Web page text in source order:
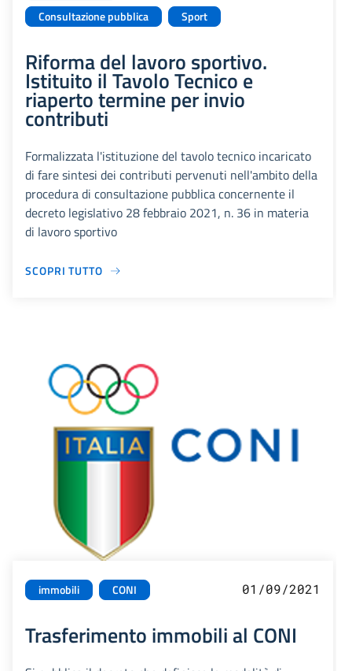
Consultazione pubblica
Sport
Riforma del lavoro sportivo.
Istituito il Tavolo Tecnico e
riaperto termine per invio
contributi
Formalizzata l'istituzione del tavolo tecnico incaricato
di fare sintesi dei contributi pervenuti nell'ambito della
procedura di consultazione pubblica concernente il
decreto legislativo 28 febbraio 2021, n. 36 in materia
di lavoro sportivo
SCOPRI TUTTO
immobili CONI 01/09/2021
Trasferimento immobili al CONI